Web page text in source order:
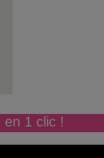
en 1 clic !